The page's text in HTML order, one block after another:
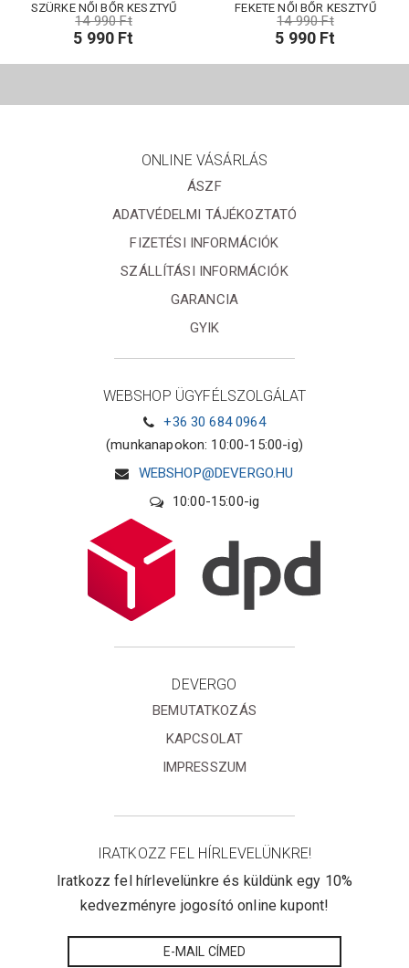
SZÜRKE NŐI BŐR KESZTYŰ
14 990 Ft
5 990 Ft
FEKETE NŐI BŐR KESZTYŰ
14 990 Ft
5 990 Ft
ONLINE VÁSÁRLÁS
ÁSZF
ADATVÉDELMI TÁJÉKOZTATÓ
FIZETÉSI INFORMÁCIÓK
SZÁLLÍTÁSI INFORMÁCIÓK
GARANCIA
GYIK
WEBSHOP ÜGYFÉLSZOLGÁLAT
+36 30 684 0964
(munkanapokon: 10:00-15:00-ig)
WEBSHOP@DEVERGO.HU
10:00-15:00-ig
DEVERGO
BEMUTATKOZÁS
KAPCSOLAT
IMPRESSZUM
IRATKOZZ FEL HÍRLEVELÜNKRE!
Iratkozz fel hírlevelünkre és küldünk egy 10%
kedvezményre jogosító online kupont!